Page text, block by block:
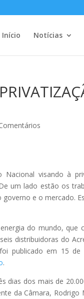
Início Notícias
visando à
um lado estão os
e o mercado.
do mundo, que
distribuidoras do
publicado em 15
.
dos mais de
da Câmara, Rodrigo